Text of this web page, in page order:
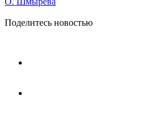
Поделитесь новостью